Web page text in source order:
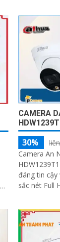
hỗ trợ lưu
CAMERA
30%
Camera An
đáng tin cậy
sắc nét Full HD
kiện ánh